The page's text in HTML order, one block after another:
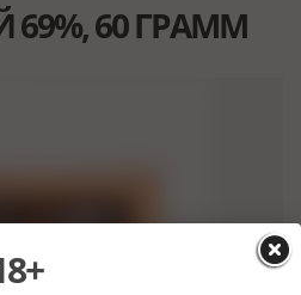
60 ГРАММ